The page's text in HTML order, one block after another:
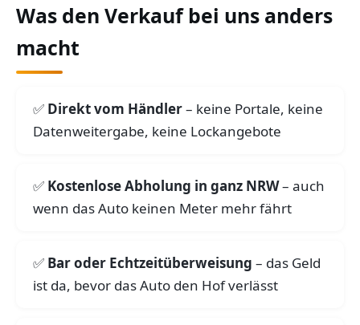
Was den Verkauf bei uns anders
macht
Direkt vom Händler– keine Portale, keine
Datenweitergabe, keine Lockangebote
Kostenlose Abholung in ganz NRW– auch
wenn das Auto keinen Meter mehr fährt
Bar oder Echtzeitüberweisung – das Geld
ist da, bevor das Auto den Hof verlässt